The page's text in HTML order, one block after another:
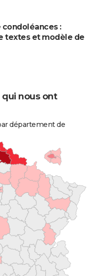
condoléances :
textes et modèle de
qui nous ont
département de